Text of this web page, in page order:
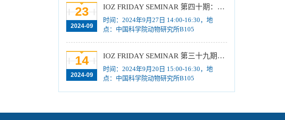
荐公示[2024-09-30]
中国科学院动物研究所2025年博士招生目录
[2024-09-29]
2025年招收推荐免试硕士（含直博）研究生第
四批拟录取结果公示[2024-09-29]
23
2024-09
IOZ FRIDAY SEMINAR 第四十期：宿主-寄生虫系统的宏观生态学、生物多样性展望：从地方到全球
时间：2024年9月27日 14:00-16:30，地
点：中国科学院动物研究所B105
14
2024-09
IOZ FRIDAY SEMINAR 第三十九期：导电高分子光学探针与生物应用
时间：2024年9月20日 15:00-16:30，地
点：中国科学院动物研究所B105